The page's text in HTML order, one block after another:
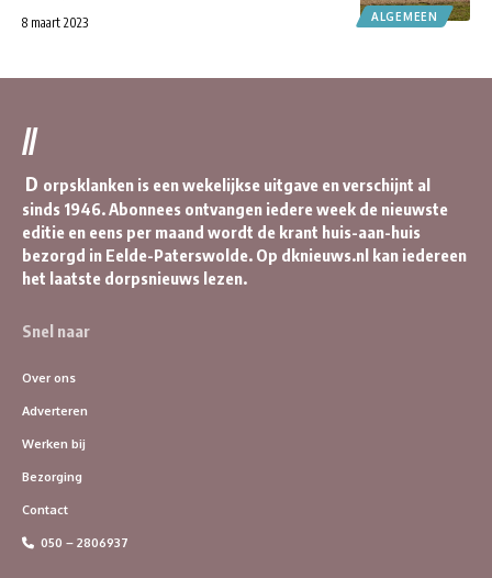
ALGEMEEN
8 maart 2023
//
D orpsklanken is een wekelijkse uitgave en verschijnt al
sinds 1946. Abonnees ontvangen iedere week de nieuwste
editie en eens per maand wordt de krant huis-aan-huis
bezorgd in Eelde-Paterswolde. Op dknieuws.nl kan iedereen
het laatste dorpsnieuws lezen.
Snel naar
Over ons
Adverteren
Werken bij
Bezorging
Contact
050 – 2806937